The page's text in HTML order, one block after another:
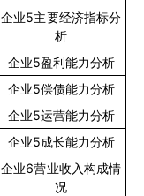
企业5主要经济指标分
析
企业5盈利能力分析
企业5偿债能力分析
企业5运营能力分析
企业5成长能力分析
企业6营业收入构成情
况